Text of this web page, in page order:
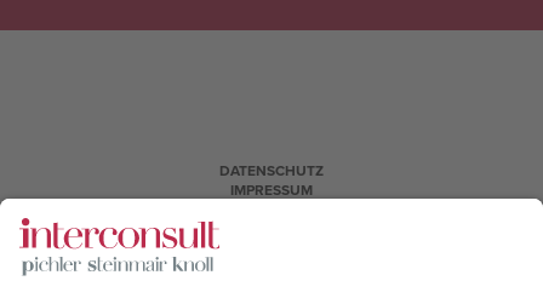
DATENSCHUTZ
IMPRESSUM
FERNWARTUNG